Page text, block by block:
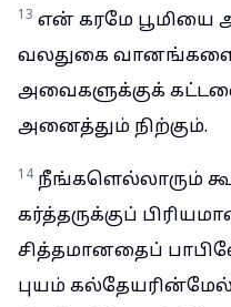
13 என் கரமே பூமியை
வலதுகை வானங்களை
அவைகளுக்குக்
அனைத்தும் நிற்கும்.
14 நீங்களெல்லாரும்
கர்த்தருக்குப்
சித்தமானதைப்
புயம்